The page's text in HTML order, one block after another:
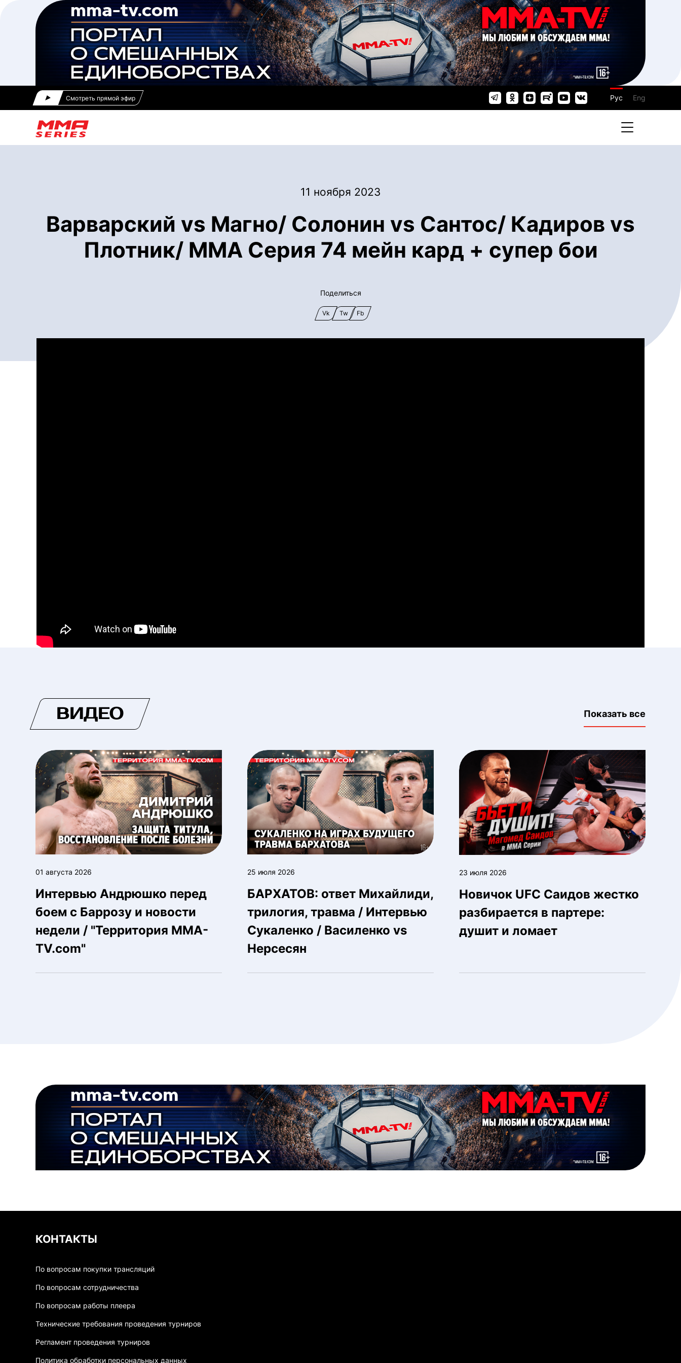
Смотреть прямой эфир Рус Eng
11 ноября 2023
Варварский vs Магно/ Солонин vs Сантос/ Кадиров vs
Плотник/ ММА Серия 74 мейн кард + супер бои
Поделиться
Vk Tw Fb
ВИДЕО Показать все
01 августа 2026
Интервью Андрюшко перед
боем с Баррозу и новости
недели / "Территория MMA-
TV.com"
25 июля 2026
БАРХАТОВ: ответ Михайлиди,
трилогия, травма / Интервью
Сукаленко / Василенко vs
Нерсесян
23 июля 2026
Новичок UFC Саидов жестко
разбирается в партере:
душит и ломает
КОНТАКТЫ
По вопросам покупки трансляций
По вопросам сотрудничества
По вопросам работы плеера
Технические требования проведения турниров
Регламент проведения турниров
Политика обработки персональных данных